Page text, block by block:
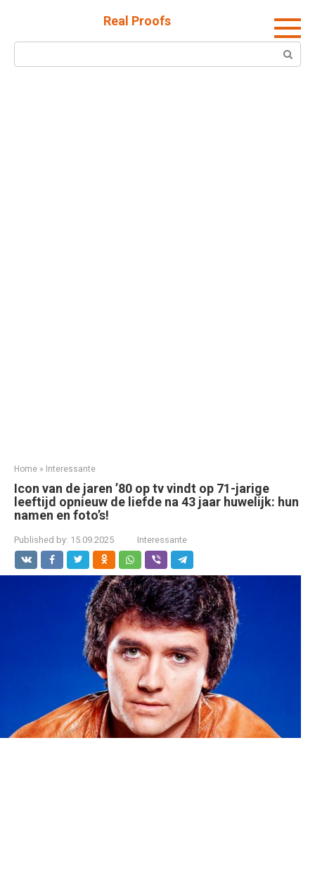
Real Proofs
Home » Interessante
Icon van de jaren ’80 op tv vindt op 71-jarige
leeftijd opnieuw de liefde na 43 jaar huwelijk: hun
namen en foto’s!
Published by: 15.09.2025 Interessante